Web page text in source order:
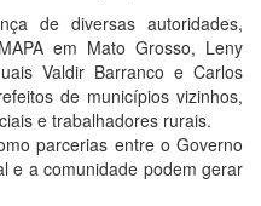
de diversas autoridades,
em Mato Grosso, Leny
Valdir Barranco e Carlos
de municípios vizinhos,
e trabalhadores rurais.
parcerias entre o Governo
e a comunidade podem gerar